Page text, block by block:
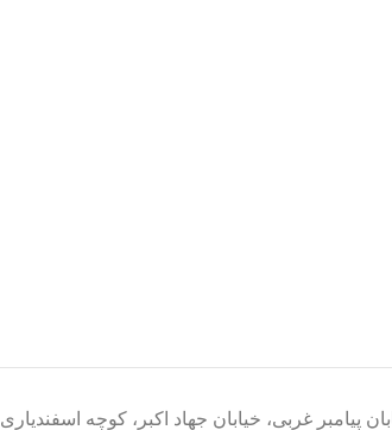
پیامبر غربی، خیابان جهاد اکبر، کوچه اسفندیاری